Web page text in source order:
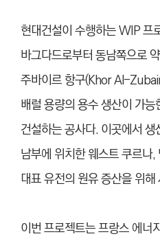
현대건설이 수행하는 WIP 프
바그다드로부터 동남쪽으로
주바이르 항구(Khor Al-
배럴 용량의 용수 생산이 가
건설하는 공사다. 이곳에서
남부에 위치한 웨스트 쿠르나
대표 유전의 원유 증산을 위해
이번 프로젝트는 프랑스 에너